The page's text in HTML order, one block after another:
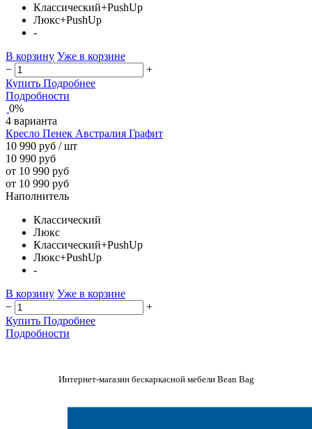
Классический+PushUp
Люкс+PushUp
-
В корзину Уже в корзине
−
+
Купить Подробнее
Подробности
0%
4 варианта
Кресло Пенек Австралия Графит
10 990 руб / шт
10 990 руб
от 10 990 руб
от 10 990 руб
Наполнитель
Классический
Люкс
Классический+PushUp
Люкс+PushUp
-
В корзину Уже в корзине
−
+
Купить Подробнее
Подробности
Интернет-магазин бескаркасной мебели Bean Bag